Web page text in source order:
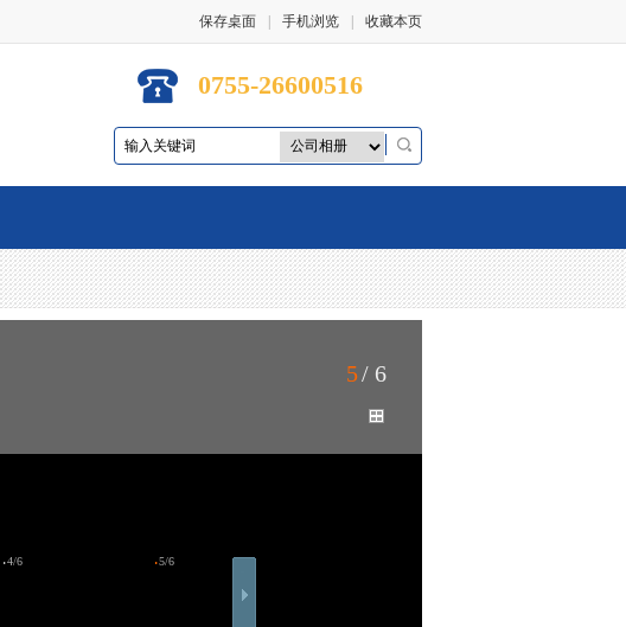
保存桌面 手机浏览 收藏本页
0755-26600516
5/ 6
4/6
5/6